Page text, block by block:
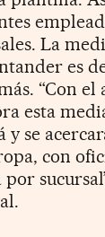
La
es
“Con el
esta
se
con